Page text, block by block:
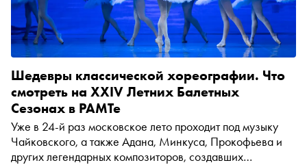
Шедевры классической хореографии. Что
смотреть на XXIV Летних Балетных
Сезонах в РАМТе
Уже в 24-й раз московское лето проходит под музыку
Чайковского, а также Адана, Минкуса, Прокофьева и
других легендарных композиторов, создавших